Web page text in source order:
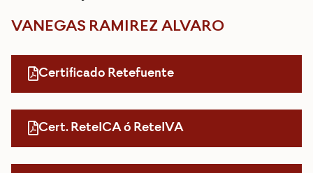
VANEGAS RAMIREZ ALVARO
Certificado Retefuente
Cert. ReteICA ó ReteIVA